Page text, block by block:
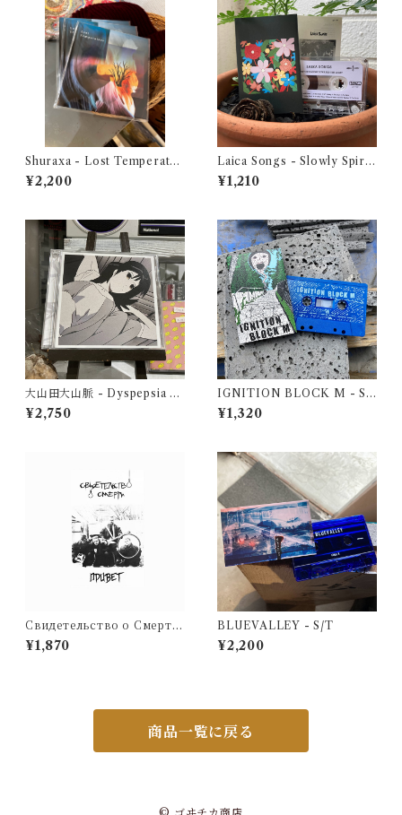
Shuraxa - Lost Temperatur
e（CD）
¥2,200
Laica Songs - Slowly Spiral
ing Towards the Light
¥1,210
大山田大山脈 - Dyspepsia O
riginal Sound Track（CD）
¥2,750
IGNITION BLOCK M - S/
T Demo
¥1,320
Свидетельство о Смерти
- Привет (CD)
¥1,870
BLUEVALLEY - S/T
¥2,200
商品一覧に戻る